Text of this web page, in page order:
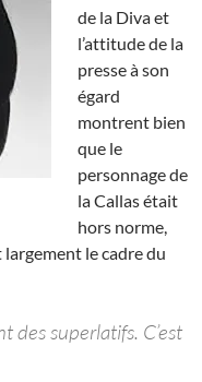
de la Diva et
l’attitude de la
presse à son
égard
montrent bien
que le
personnage de
la Callas était
hors norme,
largement le cadre du
des superlatifs. C’est